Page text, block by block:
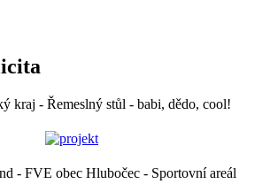
kraj - Řemeslný stůl - babi, dědo, cool!
- FVE obec Hlubočec - Sportovní areál